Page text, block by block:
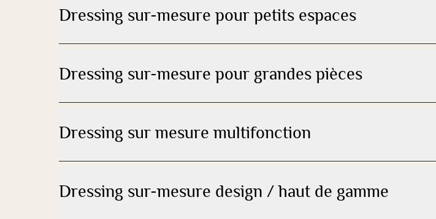
Dressing sur-mesure pour petits espaces
Dressing sur-mesure pour grandes pièces
Dressing sur mesure multifonction
Dressing sur-mesure design / haut de gamme